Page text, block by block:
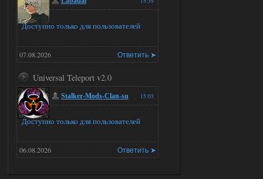
Доступно только для пользователей
Ответить ➤
07.08.2026
Universal Teleport v2.0
15:03
Stalker-Mods-Clan-su
Доступно только для пользователей
Ответить ➤
06.08.2026